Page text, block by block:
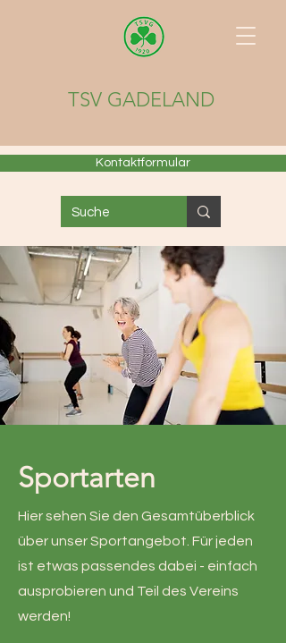
TSV GADELAND
Kontaktformular
Sportarten
Hier sehen Sie den Gesamtüberblick
über unser Sportangebot. Für jeden
ist etwas passendes dabei - einfach
ausprobieren und Teil des Vereins
werden!